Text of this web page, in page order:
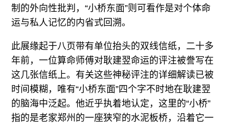
制的外向性批判，“小桥东面”则可看作是对个体命
运与私人记忆的内省式回溯。
此展缘起于八页带有单位抬头的双线信纸，二十多
年前，一位算命师傅对耿建翌命运的评注被誊写在
这几张信纸上。有关这些神秘评注的详细解读已被
时间模糊，唯有“小桥东面”四个字不时地在耿建翌
的脑海中泛起。他近乎执着地认定，这里的“小桥”
指的是老家郑州的一座狭窄的水泥板桥，沿着它一